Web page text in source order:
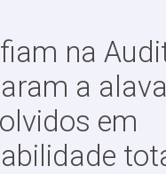
na
a
em